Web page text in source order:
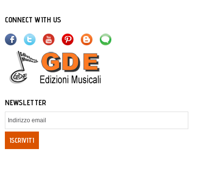
CONNECT WITH US
NEWSLETTER
ISCRIVITI